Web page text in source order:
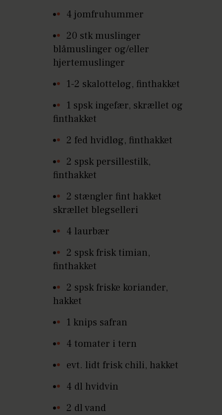
4 jomfruhummer
20 stk muslinger
blåmuslinger og/eller
hjertemuslinger
1-2 skalotteløg, finthakket
1 spsk ingefær, skrællet og
finthakket
2 fed hvidløg, finthakket
2 spsk persillestilk,
finthakket
2 stængler fint hakket
skrællet blegselleri
4 laurbær
2 spsk frisk timian,
finthakket
2 spsk friske koriander,
hakket
1 knips safran
4 tomater i tern
evt. lidt frisk chili, hakket
4 dl hvidvin
2 dl vand